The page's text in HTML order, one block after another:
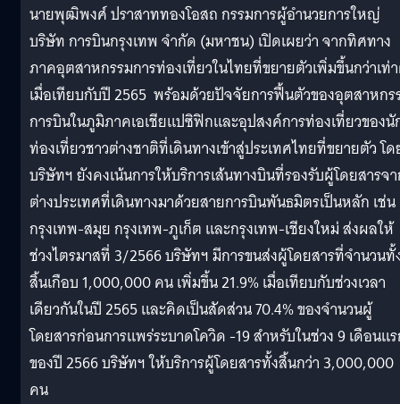
นายพุฒิพงศ์ ปราสาททองโอสถ กรรมการผู้อำนวยการใหญ่
บริษัท การบินกรุงเทพ จำกัด (มหาชน) เปิดเผยว่า จากทิศทาง
ภาคอุตสาหกรรมการท่องเที่ยวในไทยที่ขยายตัวเพิ่มขึ้นกว่าเท่
เมื่อเทียบกับปี 2565 พร้อมด้วยปัจจัยการฟื้นตัวของอุตสาหกร
การบินในภูมิภาคเอเชียแปซิฟิกและอุปสงค์การท่องเที่ยวของนั
ท่องเที่ยวชาวต่างชาติที่เดินทางเข้าสู่ประเทศไทยที่ขยายตัว โ
บริษัทฯ ยังคงเน้นการให้บริการเส้นทางบินที่รองรับผู้โดยสารจ
ต่างประเทศที่เดินทางมาด้วยสายการบินพันธมิตรเป็นหลัก เช่น
กรุงเทพ-สมุย กรุงเทพ-ภูเก็ต และกรุงเทพ-เชียงใหม่ ส่งผลให้
ช่วงไตรมาสที่ 3/2566 บริษัทฯ มีการขนส่งผู้โดยสารที่จำนวนทั้
สิ้นเกือบ 1,000,000 คน เพิ่มขึ้น 21.9% เมื่อเทียบกับช่วงเวลา
เดียวกันในปี 2565 และคิดเป็นสัดส่วน 70.4% ของจำนวนผู้
โดยสารก่อนการแพร่ระบาดโควิด -19 สำหรับในช่วง 9 เดือนแ
ของปี 2566 บริษัทฯ ให้บริการผู้โดยสารทั้งสิ้นกว่า 3,000,000
คน